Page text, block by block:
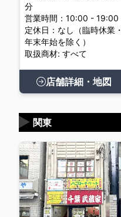
分
営業時間：10:00 - 19:00
定休日：なし（臨時休業・
年末年始を除く）
取扱商材: すべて
店舗詳細・地図
関東
▶